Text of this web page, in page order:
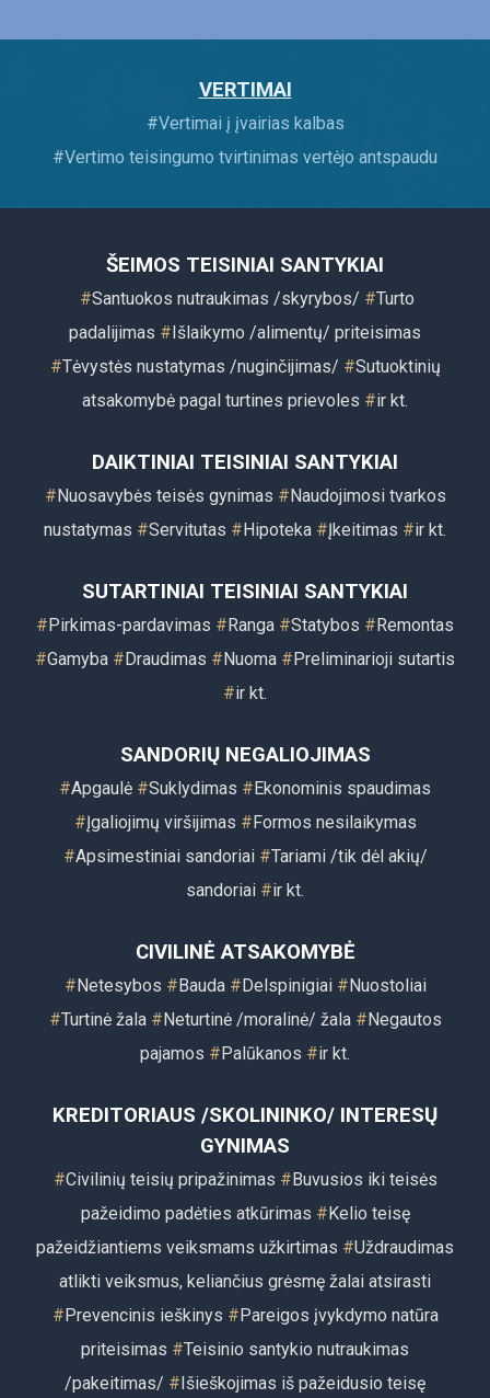
VERTIMAI
#Vertimai į įvairias kalbas
#Vertimo teisingumo tvirtinimas vertėjo antspaudu
ŠEIMOS TEISINIAI SANTYKIAI
#Santuokos nutraukimas /skyrybos/ #Turto
padalijimas #Išlaikymo /alimentų/ priteisimas
#Tėvystės nustatymas /nuginčijimas/ #Sutuoktinių
atsakomybė pagal turtines prievoles #ir kt.
DAIKTINIAI TEISINIAI SANTYKIAI
#Nuosavybės teisės gynimas #Naudojimosi tvarkos
nustatymas #Servitutas #Hipoteka #Įkeitimas #ir kt.
SUTARTINIAI TEISINIAI SANTYKIAI
#Pirkimas-pardavimas #Ranga #Statybos #Remontas
#Gamyba #Draudimas #Nuoma #Preliminarioji sutartis
#ir kt.
SANDORIŲ NEGALIOJIMAS
#Apgaulė #Suklydimas #Ekonominis spaudimas
#Įgaliojimų viršijimas #Formos nesilaikymas
#Apsimestiniai sandoriai #Tariami /tik dėl akių/
sandoriai #ir kt.
CIVILINĖ ATSAKOMYBĖ
#Netesybos #Bauda #Delspinigiai #Nuostoliai
#Turtinė žala #Neturtinė /moralinė/ žala #Negautos
pajamos #Palūkanos #ir kt.
KREDITORIAUS /SKOLININKO/ INTERESŲ
GYNIMAS
#Civilinių teisių pripažinimas #Buvusios iki teisės
pažeidimo padėties atkūrimas #Kelio teisę
pažeidžiantiems veiksmams užkirtimas #Uždraudimas
atlikti veiksmus, keliančius grėsmę žalai atsirasti
#Prevencinis ieškinys #Pareigos įvykdymo natūra
priteisimas #Teisinio santykio nutraukimas
/pakeitimas/ #Išieškojimas iš pažeidusio teisę